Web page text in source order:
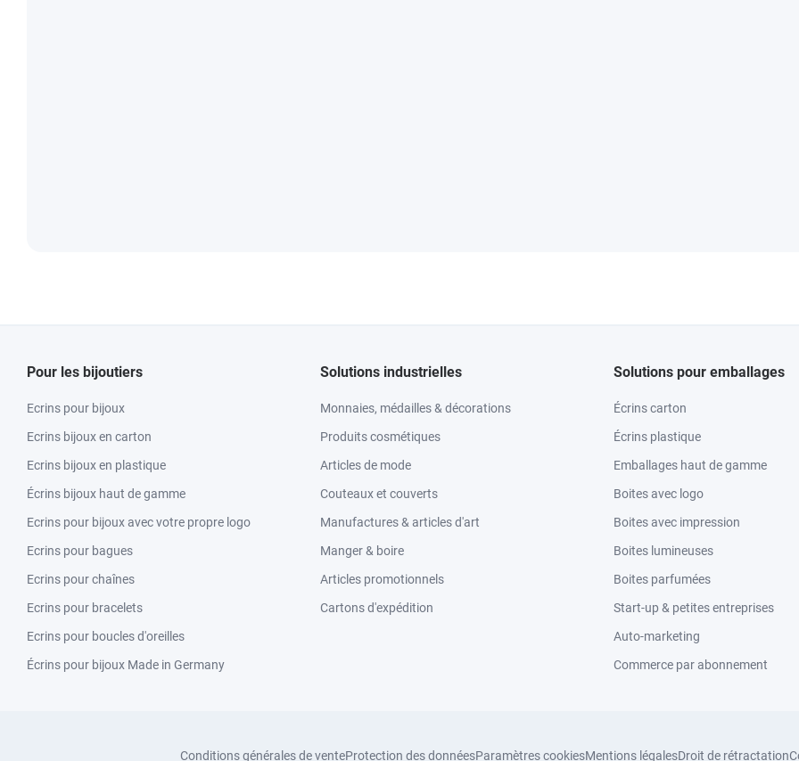
Pour les bijoutiers
Ecrins pour bijoux
Ecrins bijoux en carton
Ecrins bijoux en plastique
Écrins bijoux haut de gamme
Ecrins pour bijoux avec votre propre logo
Ecrins pour bagues
Ecrins pour chaînes
Ecrins pour bracelets
Ecrins pour boucles d'oreilles
Écrins pour bijoux Made in Germany
Solutions industrielles
Monnaies, médailles & décorations
Produits cosmétiques
Articles de mode
Couteaux et couverts
Manufactures & articles d'art
Manger & boire
Articles promotionnels
Cartons d'expédition
Solutions pour emballages
Écrins carton
Écrins plastique
Emballages haut de gamme
Boites avec logo
Boites avec impression
Boites lumineuses
Boites parfumées
Start-up & petites entreprises
Auto-marketing
Commerce par abonnement
Conditions générales de venteProtection des donnéesParamètres cookiesMentions légalesDroit de rétractation